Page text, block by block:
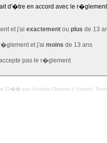
d'�tre en accord avec le
et j'ai exactement ou plus de 13
et j'ai moins de 13 ans
pas le r�glement
Cr�� par: Andrew Charron // Icones: